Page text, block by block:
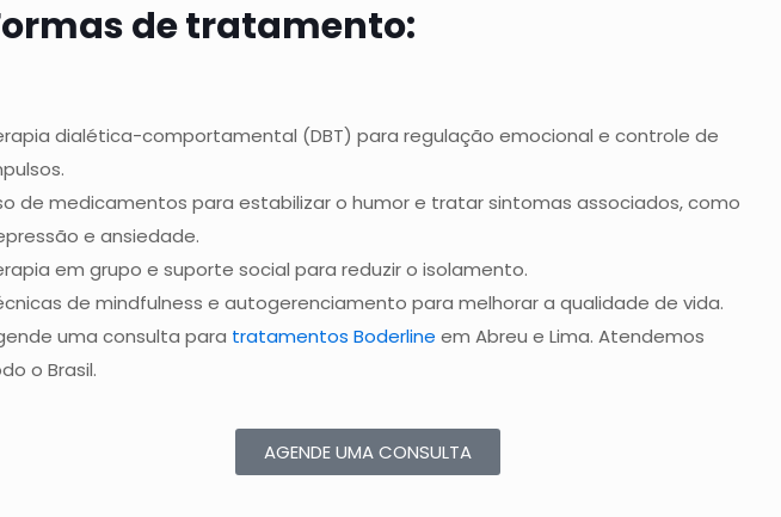
de tratamento:
dialética-comportamental (DBT) para regulação emocional e controle de
de medicamentos para estabilizar o humor e tratar sintomas associados, como
e ansiedade.
em grupo e suporte social para reduzir o isolamento.
de mindfulness e autogerenciamento para melhorar a qualidade de vida.
uma consulta para tratamentos Boderline em Abreu e Lima. Atendemos
o Brasil.
AGENDE UMA CONSULTA